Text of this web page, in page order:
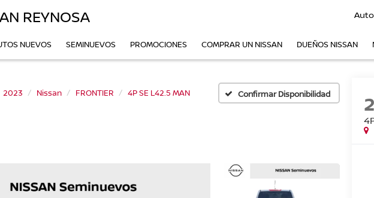
REYNOSA
NUEVOS SEMINUEVOS PROMOCIONES COMPRAR UN NISSAN DUEÑOS NISSAN
2023 Nissan FRONTIER 4P SE L42.5 MAN Confirmar Disponibilidad